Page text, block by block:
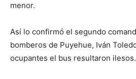
menor.
Así lo confirmó el segundo
bomberos de Puyehue, Iván
ocupantes el bus resultaron ilesos.